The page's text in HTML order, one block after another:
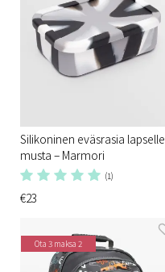
Silikoninen eväsrasia lapselle,
musta – Marmori
(1)
€23
Ota 3 maksa 2